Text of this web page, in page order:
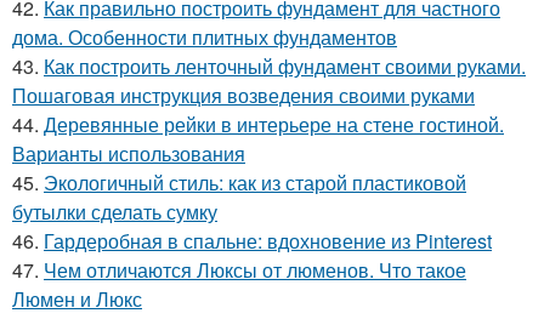
42. Как правильно построить фундамент для частного
дома. Особенности плитных фундаментов
43. Как построить ленточный фундамент своими руками.
Пошаговая инструкция возведения своими руками
44. Деревянные рейки в интерьере на стене гостиной.
Варианты использования
45. Экологичный стиль: как из старой пластиковой
бутылки сделать сумку
46. Гардеробная в спальне: вдохновение из Pinterest
47. Чем отличаются Люксы от люменов. Что такое
Люмен и Люкс